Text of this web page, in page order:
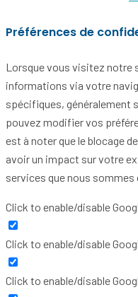
Préférences de
Lorsque vous visitez notre
informations via votre
spécifiques, généralement
pouvez modifier vos
est à noter que le blocage
avoir un impact sur votre
services que nous sommes
Click to enable/disable
Click to enable/disable
Click to enable/disable